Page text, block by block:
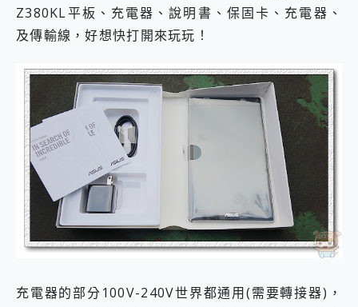
Z380KL平板、充電器、說明書、保固卡、充電器、
及傳輸線，好想快打開來玩玩！
充電器的部分100V-240V世界都通用(需要轉接器)，